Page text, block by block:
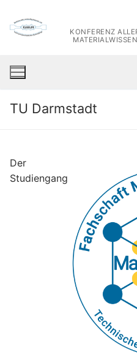
content
KONFERENZ
TU Darmstadt
Der
Studiengang